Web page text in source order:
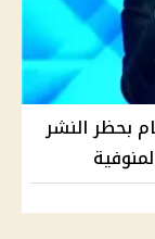
بحظر النشر